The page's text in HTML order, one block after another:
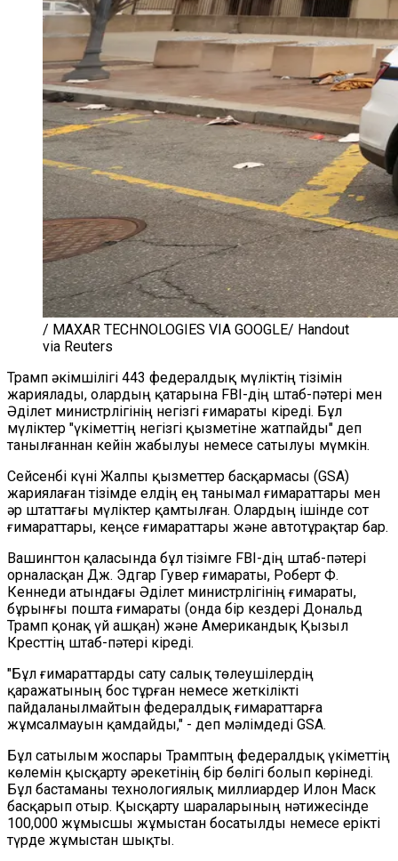
/ MAXAR TECHNOLOGIES VIA GOOGLE/ Handout
via Reuters
Трамп әкімшілігі 443 федералдық мүліктің тізімін
жариялады, олардың қатарына FBI-дің штаб-пәтері мен
Әділет министрлігінің негізгі ғимараты кіреді. Бұл
мүліктер "үкіметтің негізгі қызметіне жатпайды" деп
танылғаннан кейін жабылуы немесе сатылуы мүмкін.
Сейсенбі күні Жалпы қызметтер басқармасы (GSA)
жариялаған тізімде елдің ең танымал ғимараттары мен
әр штаттағы мүліктер қамтылған. Олардың ішінде сот
ғимараттары, кеңсе ғимараттары және автотұрақтар бар.
Вашингтон қаласында бұл тізімге FBI-дің штаб-пәтері
орналасқан Дж. Эдгар Гувер ғимараты, Роберт Ф.
Кеннеди атындағы Әділет министрлігінің ғимараты,
бұрынғы пошта ғимараты (онда бір кездері Дональд
Трамп қонақ үй ашқан) және Американдық Қызыл
Кресттің штаб-пәтері кіреді.
"Бұл ғимараттарды сату салық төлеушілердің
қаражатының бос тұрған немесе жеткілікті
пайдаланылмайтын федералдық ғимараттарға
жұмсалмауын қамдайды," - деп мәлімдеді GSA.
Бұл сатылым жоспары Трамптың федералдық үкіметтің
көлемін қысқарту әрекетінің бір бөлігі болып көрінеді.
Бұл бастаманы технологиялық миллиардер Илон Маск
басқарып отыр. Қысқарту шараларының нәтижесінде
100,000 жұмысшы жұмыстан босатылды немесе ерікті
түрде жұмыстан шықты.